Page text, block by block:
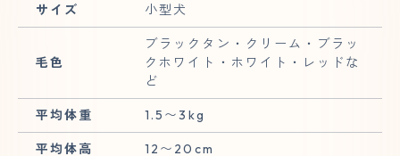
サイズ 小型犬
毛色
ブラックタン・クリーム・ブラッ
クホワイト・ホワイト・レッドな
ど
平均体重 1.5〜3kg
平均体高 12〜20cm